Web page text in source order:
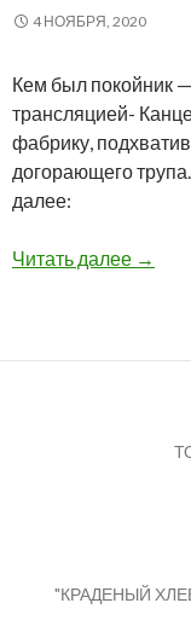
4 НОЯБРЯ, 2020
Кем был покойник
трансляцией-
фабрику,
догорающего
далее:
Читать далее →
"КРАДЕНЫЙ